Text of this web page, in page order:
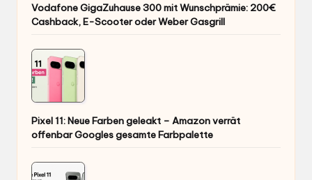
Vodafone GigaZuhause 300 mit Wunschprämie: 200€
Cashback, E-Scooter oder Weber Gasgrill
Pixel 11: Neue Farben geleakt – Amazon verrät
offenbar Googles gesamte Farbpalette